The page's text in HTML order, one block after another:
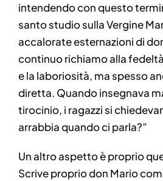
intendendo con questo
santo studio sulla Vergine
accalorate esternazioni di
continuo richiamo alla
e la laboriosità, ma spesso
diretta. Quando insegnava
tirocinio, i ragazzi si
arrabbia quando ci parla?”
Un altro aspetto è proprio
Scrive proprio don Mario